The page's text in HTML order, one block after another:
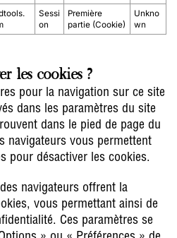
Sessi
on
Première
partie (Cookie)
Unkno
wn
les cookies ?
pour la navigation sur ce site
dans les paramètres du site
dans le pied de page du
navigateurs vous permettent
pour désactiver les cookies.
navigateurs offrent la
vous permettant ainsi de
Ces paramètres se